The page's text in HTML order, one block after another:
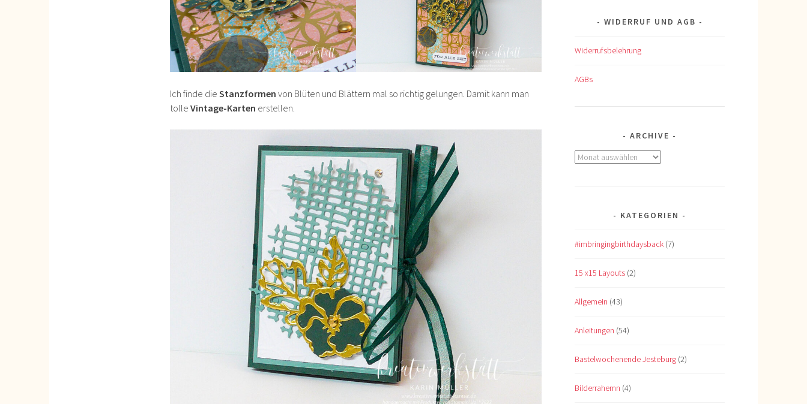
Ich finde die Stanzformen von Blüten und Blättern mal so richtig gelungen. Damit kann man
tolle Vintage-Karten erstellen.
WIDERRUF UND AGB
Widerrufsbelehrung
AGBs
ARCHIVE
Archive
KATEGORIEN
#imbringingbirthdaysback (7)
15 x15 Layouts (2)
Allgemein (43)
Anleitungen (54)
Bastelwochenende Jesteburg (2)
Bilderrahemn (4)